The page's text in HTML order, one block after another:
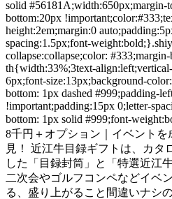
solid #56181A;width:650px;margin-
bottom:20px
height:2em;margin:0
spacing:1.5px;font-
collapse:collapse;color:
th{width:33%;3text-
6px;font-size:13px;background-
bottom: 1px dashed #999;padding-
!important;padding:15px 0;letter-
bottom: 1px solid #999;font-
8千円＋オプション｜イベント
見！ 近江牛目録ギフトは、カタ
した「目録封筒」と「特選近江
二次会やゴルフコンペなどイベ
る、盛り上がること間違いナシ